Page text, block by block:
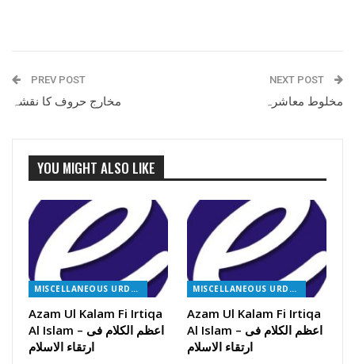
PREV POST
مخارج حروف کا نقشہ
NEXT POST
مخلوط معاشرہ
YOU MIGHT ALSO LIKE
MISCELLANEOUS URDU BOOKS
Azam Ul Kalam Fi Irtiqa
Al Islam – اعظم الکلام فی
ارتقاء الاسلام
MISCELLANEOUS URDU BOOKS
Azam Ul Kalam Fi Irtiqa
Al Islam – اعظم الکلام فی
ارتقاء الاسلام